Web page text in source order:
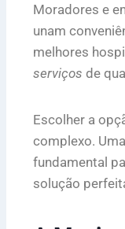
Moradores e
unam
melhores
serviços de
Escolher a
complexo.
fundamental
solução